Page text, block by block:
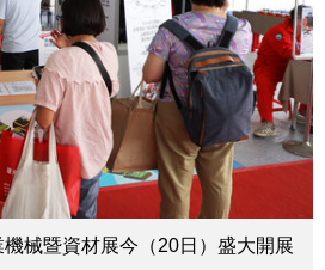
械暨資材展今（20日）盛大開展